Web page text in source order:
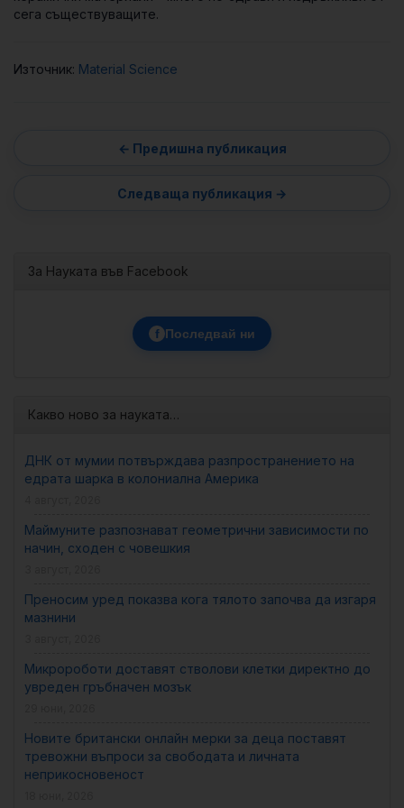
сега съществуващите.
Източник: Material Science
За Науката във Facebook
f Последвай ни
Какво ново за науката…
ДНК от мумии потвърждава разпространението на
едрата шарка в колониална Америка
Маймуните разпознават геометрични зависимости по
начин, сходен с човешкия
Преносим уред показва кога тялото започва да изгаря
мазнини
Микророботи доставят стволови клетки директно до
увреден гръбначен мозък
Новите британски онлайн мерки за деца поставят
тревожни въпроси за свободата и личната
неприкосновеност